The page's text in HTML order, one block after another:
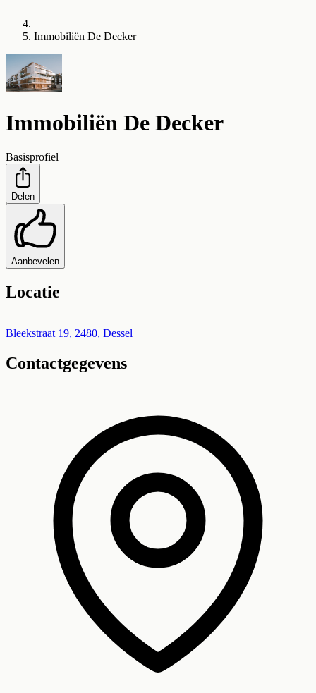
Immobiliën De Decker
Immobiliën De Decker
Basisprofiel
Delen
Aanbevelen
Locatie
+
−
Bleekstraat 19, 2480, Dessel
Contactgegevens